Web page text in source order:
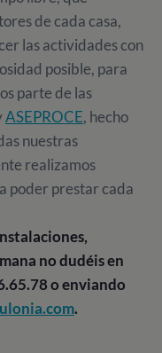
de cada casa,
las actividades con
posible, para
parte de las
ASEPROCE, hecho
nuestras
realizamos
poder prestar cada
no dudéis en
o enviando
.